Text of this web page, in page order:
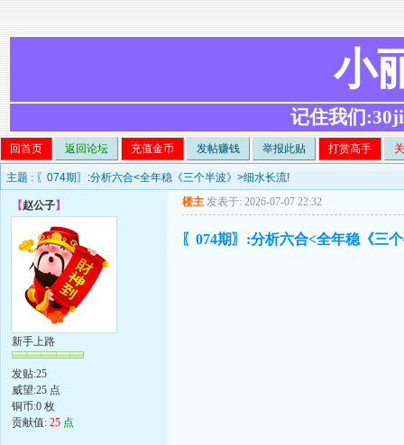
小
记住我们
回首页 返回论坛 充值金币 发帖赚钱 举报此贴 打赏高手
主题 : 〖074期〗:分析六合<全年稳《三个半波》>细水长流!
【赵公子】
新手上路
发贴:25
威望:25 点
铜币:0 枚
贡献值: 25 点
楼主 发表于: 2026-07-07 22:32
〖074期〗:分析六合<全年稳《三